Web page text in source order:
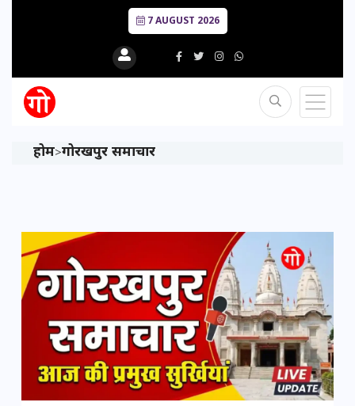
7 AUGUST 2026
होम>गोरखपुर समाचार